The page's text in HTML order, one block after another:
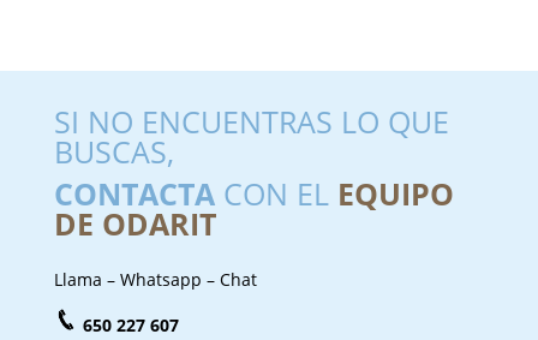
SI NO ENCUENTRAS LO QUE
BUSCAS,
CONTACTACON EL EQUIPO
DE ODARIT
Llama – Whatsapp – Chat
650 227 607